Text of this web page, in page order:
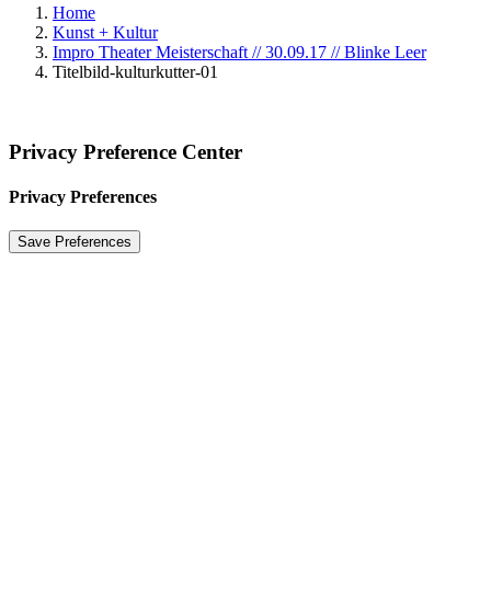
Home
Kunst + Kultur
Impro Theater Meisterschaft // 30.09.17 // Blinke Leer
Titelbild-kulturkutter-01
Privacy Preference Center
Privacy Preferences